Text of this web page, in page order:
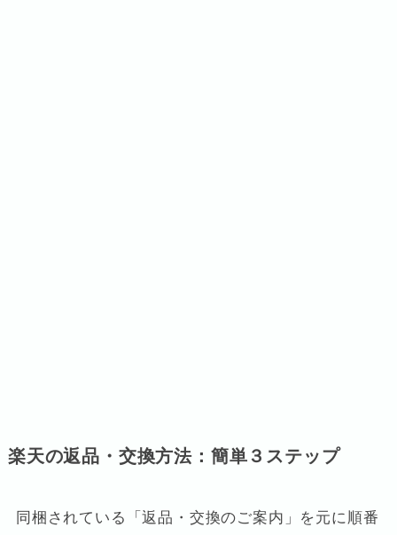
楽天の返品・交換方法：簡単３ステップ
同梱されている「返品・交換のご案内」を元に順番